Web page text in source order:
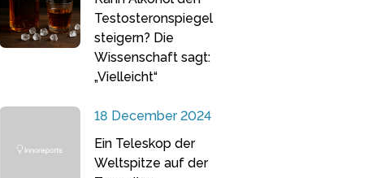
Testosteronspiegel
steigern? Die
Wissenschaft sagt:
„Vielleicht“
18 December 2024
Ein Teleskop der
Weltspitze auf der